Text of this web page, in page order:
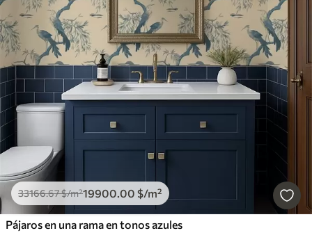
33166.67$/m²19900.00 $/m²
Pájaros en una rama en tonos azules